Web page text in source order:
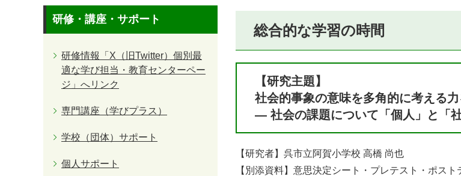
総合的な学習の時間
【研究主題】
社会的事象の意味を多角的に考える
― 社会の課題について「個人」と「
【研究者】呉市立阿賀小学校 高橋 尚也
【別添資料】意思決定シート・プレテスト・ポスト
研修・講座・サポート
研修情報「X（旧Twitter）個別最
適な学び担当・教育センターペー
ジ」へリンク
専門講座（学びプラス）
学校（団体）サポート
個人サポート